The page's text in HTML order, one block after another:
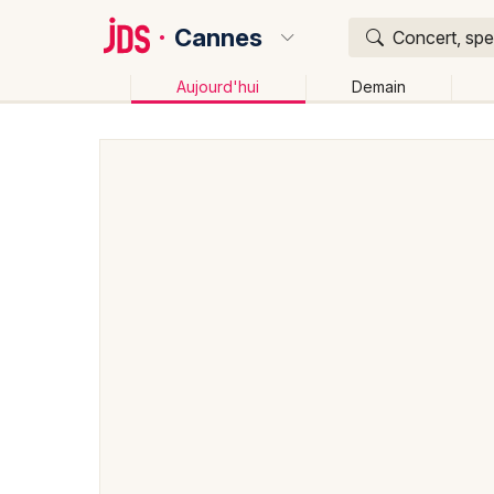
Cannes Concert,
Aujourd'hui Demain